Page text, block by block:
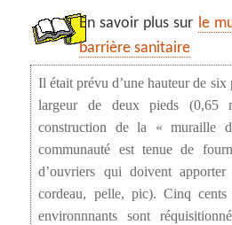
En savoir plus sur le
barrière sanitaire
Il était prévu d’une hauteur de six
largeur de deux pieds
construction de la « muraille
communauté est tenue de
d’ouvriers qui doivent
cordeau, pelle, pic). Cinq cents
environnnants sont